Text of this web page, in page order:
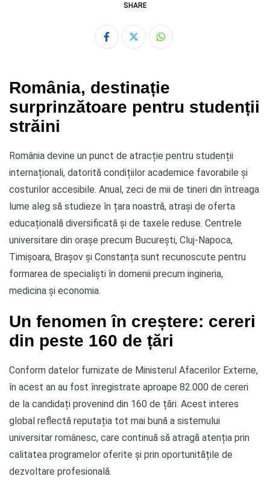
SHARE
Whatsapp
România, destinație
surprinzătoare pentru studenții
străini
România devine un punct de atracție pentru studenții
internaționali, datorită condițiilor academice favorabile și
costurilor accesibile. Anual, zeci de mii de tineri din întreaga
lume aleg să studieze în țara noastră, atrași de oferta
educațională diversificată și de taxele reduse. Centrele
universitare din orașe precum București, Cluj-Napoca,
Timișoara, Brașov și Constanța sunt recunoscute pentru
formarea de specialiști în domenii precum ingineria,
medicina și economia.
Un fenomen în creștere: cereri
din peste 160 de țări
Conform datelor furnizate de Ministerul Afacerilor Externe,
în acest an au fost înregistrate aproape 82.000 de cereri
de la candidați provenind din 160 de țări. Acest interes
global reflectă reputația tot mai bună a sistemului
universitar românesc, care continuă să atragă atenția prin
calitatea programelor oferite și prin oportunitățile de
dezvoltare profesională.